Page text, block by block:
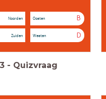
Noorden B
Oosten
Zuiden D
Westen
- Quizvraag